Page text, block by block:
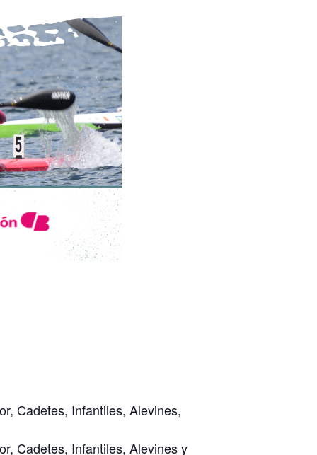
Cadetes, Infantiles, Alevines,
Cadetes, Infantiles, Alevines y